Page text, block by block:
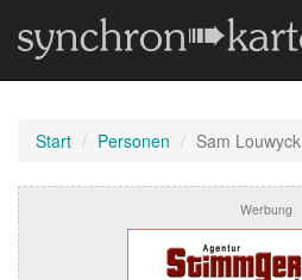
Start Personen Sam Louwyck
Werbung